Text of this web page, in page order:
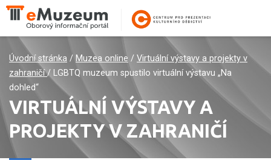
Úvodní stránka / Muzea online / Virtuální výstavy a projekty v
zahraničí/ LGBTQ muzeum spustilo virtuální výstavu „Na
dohled“
VIRTUÁLNÍ VÝSTAVY A
PROJEKTY V ZAHRANIČÍ